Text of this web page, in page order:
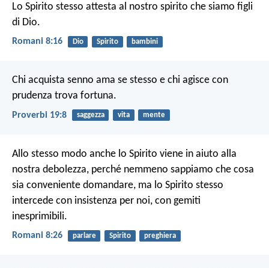
Lo Spirito stesso attesta al nostro spirito che siamo figli
di Dio.
Romani 8:16 Dio Spirito bambini
Chi acquista senno ama se stesso e chi agisce con
prudenza trova fortuna.
Proverbi 19:8 saggezza vita mente
Allo stesso modo anche lo Spirito viene in aiuto alla
nostra debolezza, perché nemmeno sappiamo che cosa
sia conveniente domandare, ma lo Spirito stesso
intercede con insistenza per noi, con gemiti
inesprimibili.
Romani 8:26 parlare Spirito preghiera